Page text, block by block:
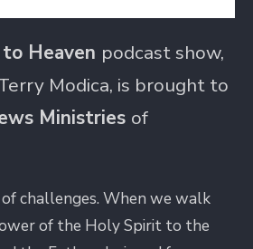
Heaven podcast show,
Modica, is brought to
Ministries of
of challenges. When we walk
of the Holy Spirit to the